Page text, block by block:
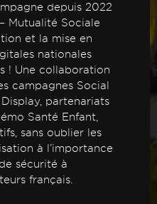
depuis 2022
Mutualité Sociale
et la mise en
nationales
! Une collaboration
campagnes Social
partenariats
Santé Enfant,
sans oublier les
à l’importance
sécurité à
français.